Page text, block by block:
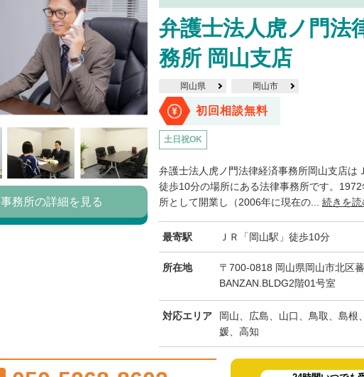
弁護士法人虎ノ門法
務所 岡山支店
岡山県 岡山市
初回相談無料
土日祝OK
弁護士法人虎ノ門法律経済事務所岡山支店は
徒歩10分の場所にある法律事務所です。
所として開業し（2006年に現在の... 続きを読
最寄駅 ＪＲ「岡山駅」徒歩10分
所在地
〒700-0818 岡山県岡山市北区
BANZAN.BLDG2階01号室
対応エリア
岡山、広島、山口、鳥取、島根
媛、高知
事務所の詳細を見る